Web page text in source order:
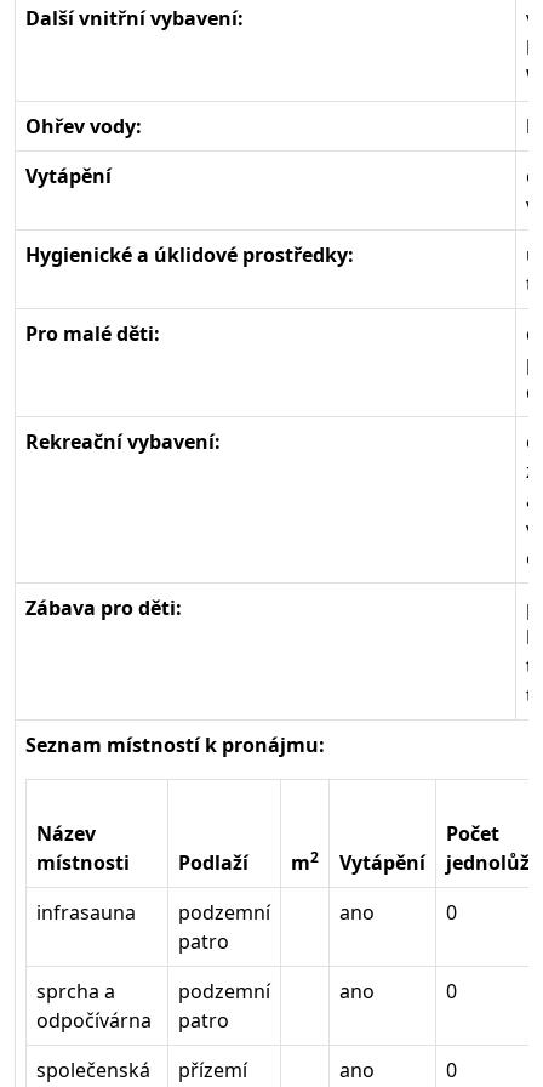
Další vnitřní vybavení:
Ohřev vody:
Vytápění
Hygienické a úklidové prostředky:
Pro malé děti:
Rekreační vybavení:
Zábava pro děti:
Seznam místností k pronájmu:
Název
místnosti
Podlaží m2 Vytápění
Počet
infrasauna
podzemní
patro
ano 0
sprcha a
odpočívárna
podzemní
patro
ano 0
společenská
přízemí ano 0